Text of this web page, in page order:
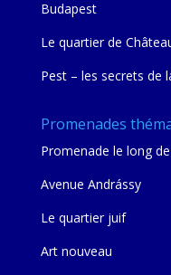
Budapest
Le quartier de
Pest – les secrets de
Promenades
Promenade le long
Avenue Andrássy
Le quartier juif
Art nouveau